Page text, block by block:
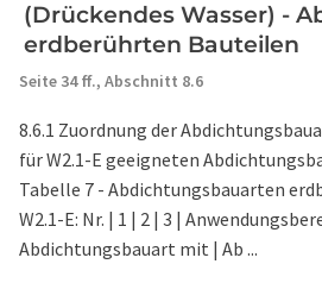
(Drückendes Wasser) -
erdberührten Bauteilen
Seite 34 ff., Abschnitt 8.6
8.6.1 Zuordnung der
für W2.1-E geeigneten
Tabelle 7 - Abdichtungsbauarten
W2.1-E: Nr. | 1 | 2 | 3 |
Abdichtungsbauart mit | Ab ...